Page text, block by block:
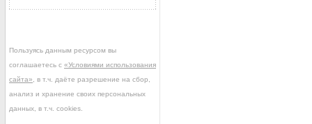
Пользуясь данным ресурсом вы
соглашаетесь с «Условиями использования
сайта» , в т.ч. даёте разрешение на сбор,
анализ и хранение своих персональных
данных, в т.ч. cookies.